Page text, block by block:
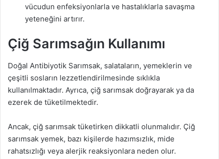
vücudun enfeksiyonlarla ve hastalıklarla savaşma
yeteneğini artırır.
Çiğ Sarımsağın Kullanımı
Doğal Antibiyotik Sarımsak, salataların, yemeklerin ve
çeşitli sosların lezzetlendirilmesinde sıklıkla
kullanılmaktadır. Ayrıca, çiğ sarımsak doğrayarak ya da
ezerek de tüketilmektedir.
Ancak, çiğ sarımsak tüketirken dikkatli olunmalıdır. Çiğ
sarımsak yemek, bazı kişilerde hazımsızlık, mide
rahatsızlığı veya alerjik reaksiyonlara neden olur.